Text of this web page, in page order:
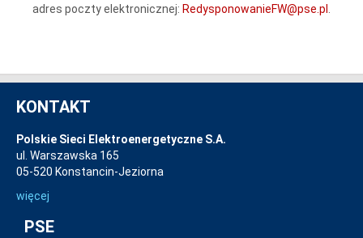
adres poczty elektronicznej: RedysponowanieFW@pse.pl
KONTAKT
Polskie Sieci Elektroenergetyczne S.A.
ul. Warszawska 165
05-520 Konstancin-Jeziorna
więcej
PSE